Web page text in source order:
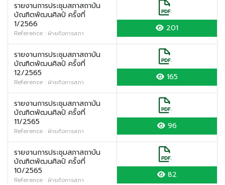
รายงานการประชุมสภาสถาบัน
บัณฑิตพัฒนศิลป์ ครั้งที่
1/2566
Reference : ฝ่ายกิจการสภา
201
รายงานการประชุมสภาสถาบัน
บัณฑิตพัฒนศิลป์ ครั้งที่
12/2565
Reference : ฝ่ายกิจการสภา
165
รายงานการประชุมสภาสถาบัน
บัณฑิตพัฒนศิลป์ ครั้งที่
11/2565
Reference : ฝ่ายกิจการสภา
96
รายงานการประชุมสภาสถาบัน
บัณฑิตพัฒนศิลป์ ครั้งที่
10/2565
Reference : ฝ่ายกิจการสภา
82